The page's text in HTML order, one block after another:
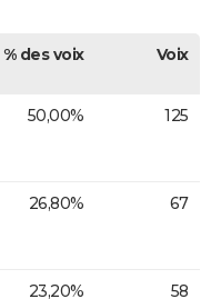
% des voix Voix
50,00% 125
26,80% 67
23,20% 58